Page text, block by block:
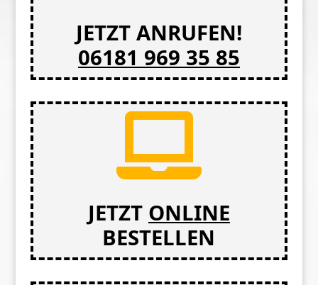
JETZT ANRUFEN!
06181 969 35 85

JETZT ONLINE
BESTELLEN